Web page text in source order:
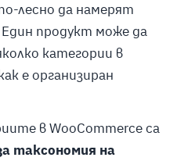
лесно да намерят
продукт може да
категории в
е организиран
в WooCommerce са
таксономия на